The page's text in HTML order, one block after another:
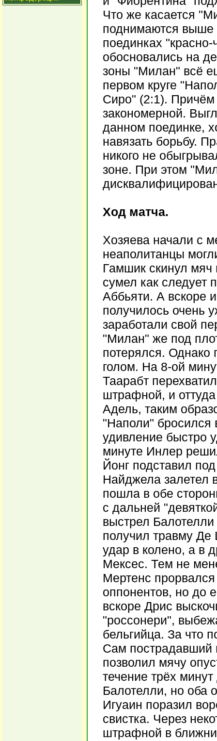
Что же касается
поднимаются выше
поединках
обосновались на
зоны "Милан" всё
первом круге
Сиро" (2:1). Причём
закономерной.
данном поединке,
навязать борьбу.
никого не
зоне. При этом
Ход матча.
Хозяева начали с
неаполитанцы
Гамшик скинул мяч
сумел как следует
Аббьяти. А вскоре
получилось очень
заработали свой
"Милан" же под
потерялся. Однако
голом. На 8-ой
Таарабт
штрафной, и
Адель, таким
"Наполи" бросился
удивление быстро
минуте Инлер
Йонг подставил
Найджела залетел
пошла в обе
с дальней
выстрел
получил травму
удар в колено, а в
Мексес. Тем не
Мертенс
оппонентов, но до
вскоре Дрис
"россонери",
бельгийца. За что
Сам пострадавший
позволил мячу
течение трёх
Балотелли, но оба
Игуаин поразил
свистка. Через
штрафной в